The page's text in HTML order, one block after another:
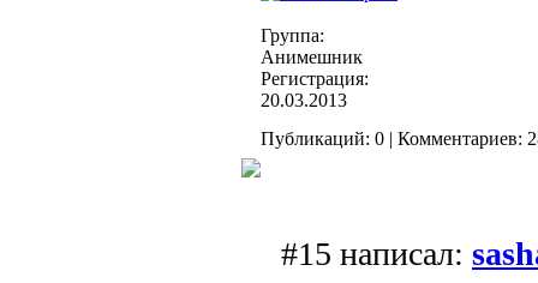
Группа:
Анимешник
Регистрация:
20.03.2013
Публикаций: 0 | Комментариев:
#15 написал: